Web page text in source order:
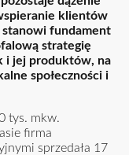
klientów
stanowi fundament
strategię
i jej produktów, na
społeczności i
tys. mkw.
firma
sprzedała 17